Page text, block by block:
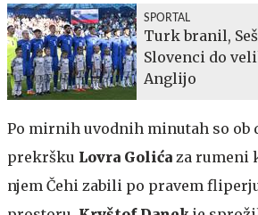
SPORTAL
Turk branil,
Slovenci do
Anglijo
Po mirnih uvodnih minutah so ob
prekršku Lovra Golića za rumeni
njem Čehi zabili po pravem